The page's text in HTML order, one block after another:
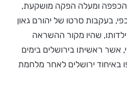
הכפפה ומעלה הפקה מושקעת,
בעקבות סרטו של יהורם גאון
ילדותו, שהיו מקור ההשראה
אשר ראשיתו בירושלים בימים
באיחוד ירושלים לאחר מלחמת